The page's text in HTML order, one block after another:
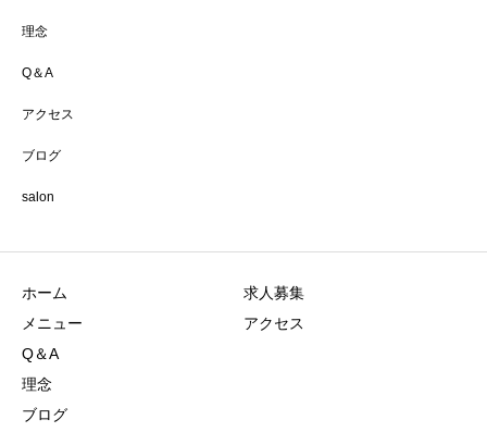
理念
Q＆A
アクセス
ブログ
salon
ホーム
メニュー
Q＆A
理念
ブログ
求人募集
アクセス